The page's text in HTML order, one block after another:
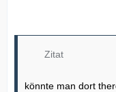
Zitat
könnte man dort